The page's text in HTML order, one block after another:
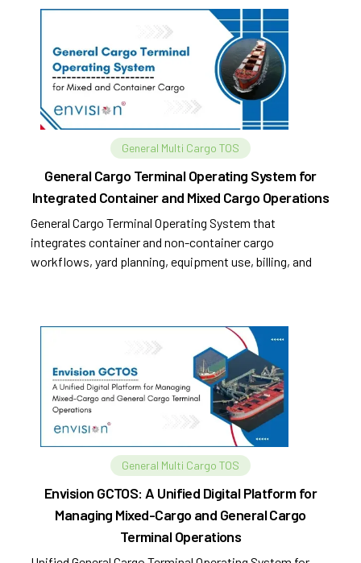
General Multi Cargo TOS
General Cargo Terminal Operating System for
Integrated Container and Mixed Cargo Operations
General Cargo Terminal Operating System that
integrates container and non-container cargo
workflows, yard planning, equipment use, billing, and
General Multi Cargo TOS
Envision GCTOS: A Unified Digital Platform for
Managing Mixed-Cargo and General Cargo
Terminal Operations